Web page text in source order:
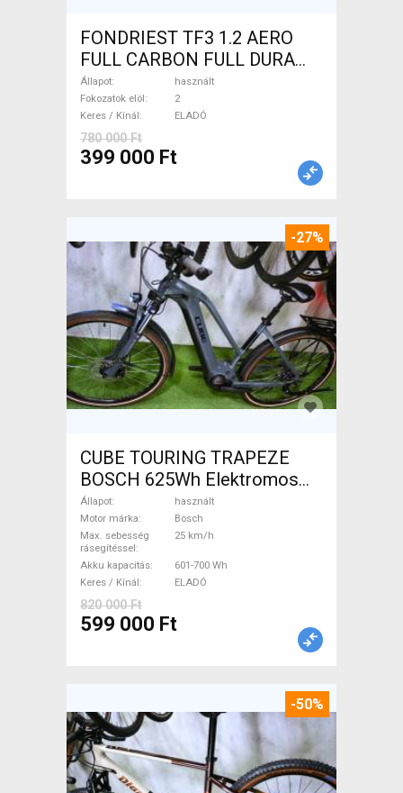
FONDRIEST TF3 1.2 AERO
FULL CARBON FULL DURA
ACE Országúti patkófék
használt ELADÓ
Állapot
használt
Fokozatok elöl
2
Keres / Kínál
ELADÓ
780 000 Ft
399 000 Ft
-27%
CUBE TOURING TRAPEZE
BOSCH 625Wh Elektromos
Trekking/cross 25 km/h
Bosch 601-700 Wh használt
ELADÓ
Állapot
használt
Motor márka
Bosch
Max. sebesség
rásegítéssel
25 km/h
Akku kapacitás
601-700 Wh
Keres / Kínál
ELADÓ
820 000 Ft
599 000 Ft
-50%